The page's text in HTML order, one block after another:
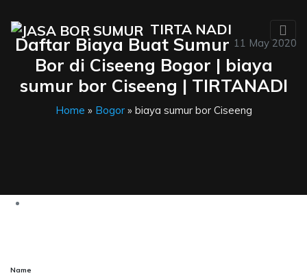
TIRTA NADI
11 May 2020
Daftar Biaya Buat Sumur
Bor di Ciseeng Bogor | biaya
sumur bor Ciseeng | TIRTANADI
Home » Bogor» biaya sumur bor Ciseeng
Name